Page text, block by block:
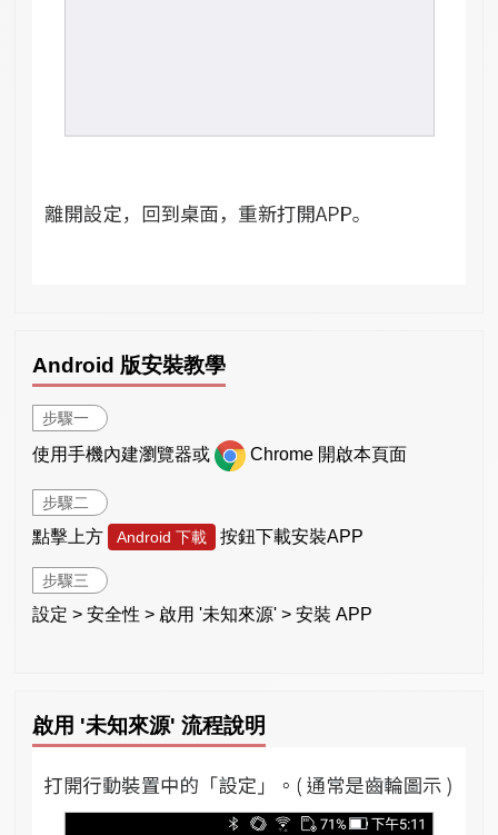
Android 版安裝教學
步驟一
使用手機內建瀏覽器或 Chrome 開啟本頁面
步驟二
點擊上方 Android 下載 按鈕下載安裝APP
步驟三
設定 > 安全性 > 啟用 '未知來源' > 安裝 APP
啟用 '未知來源' 流程說明